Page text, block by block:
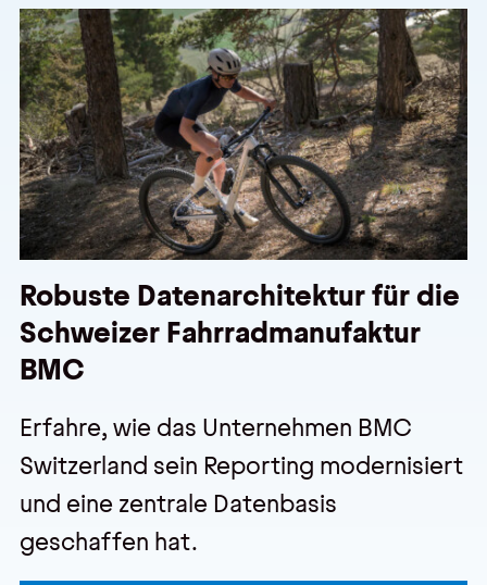
Robuste Datenarchitektur für die
Schweizer Fahrradmanufaktur
BMC
Erfahre, wie das Unternehmen BMC
Switzerland sein Reporting modernisiert
und eine zentrale Datenbasis
geschaffen hat.